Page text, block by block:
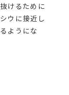
けるために
ウに接近し
ようにな